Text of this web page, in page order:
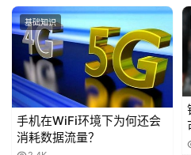
基础知识
手机在WiFi环境下为何还会
消耗数据流量？